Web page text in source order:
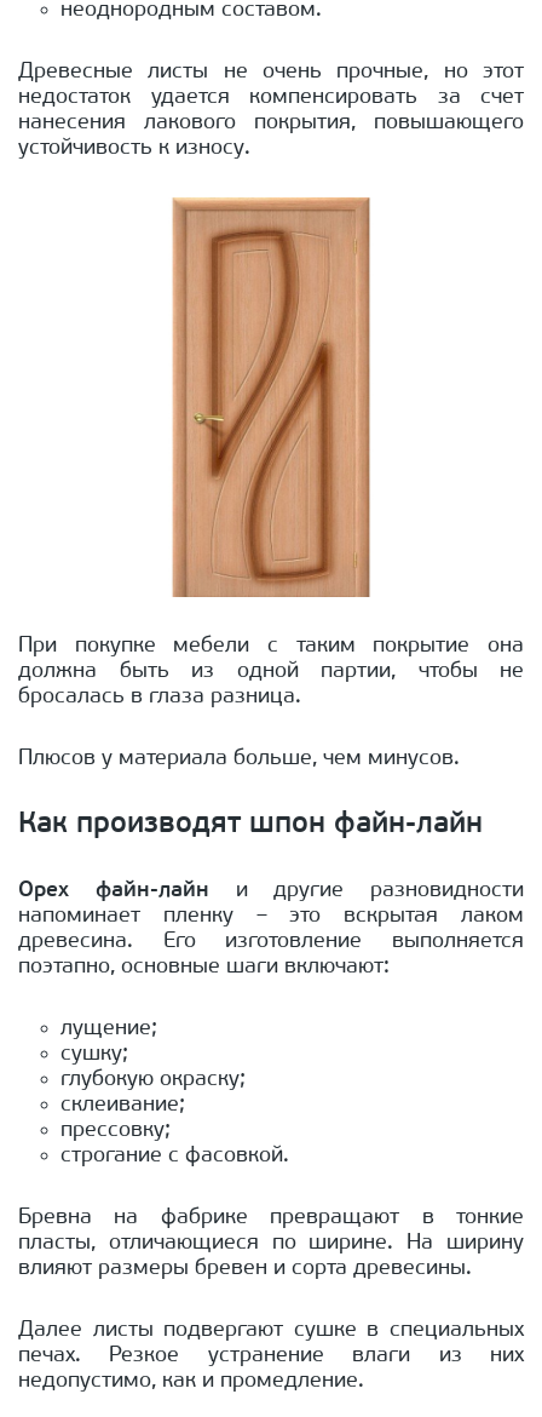
неоднородным составом.
Древесные листы не очень прочные, но этот
недостаток удается компенсировать за счет
нанесения лакового покрытия, повышающего
устойчивость к износу.
При покупке мебели с таким покрытие она
должна быть из одной партии, чтобы не
бросалась в глаза разница.
Плюсов у материала больше, чем минусов.
Как производят шпон файн-лайн
Орех файн-лайн и другие разновидности
напоминает пленку – это вскрытая лаком
древесина. Его изготовление выполняется
поэтапно, основные шаги включают:
лущение;
сушку;
глубокую окраску;
склеивание;
прессовку;
строгание с фасовкой.
Бревна на фабрике превращают в тонкие
пласты, отличающиеся по ширине. На ширину
влияют размеры бревен и сорта древесины.
Далее листы подвергают сушке в специальных
печах. Резкое устранение влаги из них
недопустимо, как и промедление.